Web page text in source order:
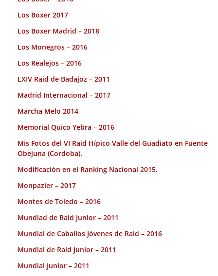
Los Boxer 2017
Los Boxer Madrid – 2018
Los Monegros – 2016
Los Realejos – 2016
LXIV Raid de Badajoz – 2011
Madrid Internacional – 2017
Marcha Melo 2014
Memorial Quico Yebra – 2016
Mis Fotos del VI Raid Hípico Valle del Guadiato en Fuente
Obejuna (Cordoba).
Modificación en el Ranking Nacional 2015.
Monpazier – 2017
Montes de Toledo – 2016
Mundiad de Raid Junior – 2011
Mundial de Caballos Jóvenes de Raid – 2016
Mundial de Raid Junior – 2011
Mundial Junior – 2011